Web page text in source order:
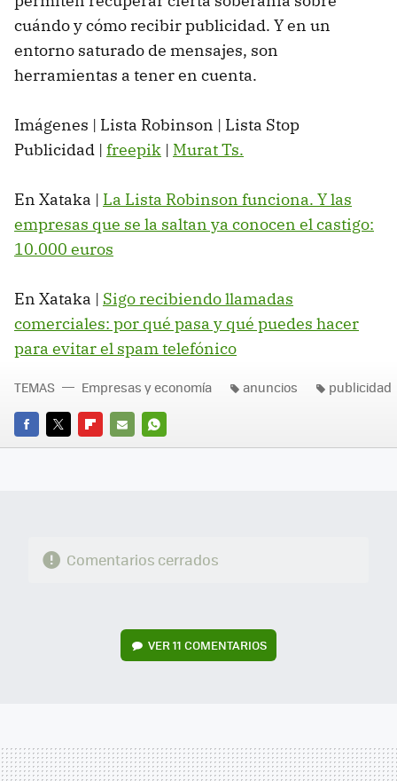
cuándo y cómo recibir publicidad. Y en un
entorno saturado de mensajes, son
herramientas a tener en cuenta.
Imágenes | Lista Robinson | Lista Stop
Publicidad | freepik | Murat Ts.
En Xataka | La Lista Robinson funciona. Y las
empresas que se la saltan ya conocen el castigo:
10.000 euros
En Xataka | Sigo recibiendo llamadas
comerciales: por qué pasa y qué puedes hacer
para evitar el spam telefónico
FACEBOOK
TWITTERFLIPBOARD
E-
WHATSAPP
TEMAS Empresas y economía anuncios publicidad
Comentarios cerrados
VER11 COMENTARIOS